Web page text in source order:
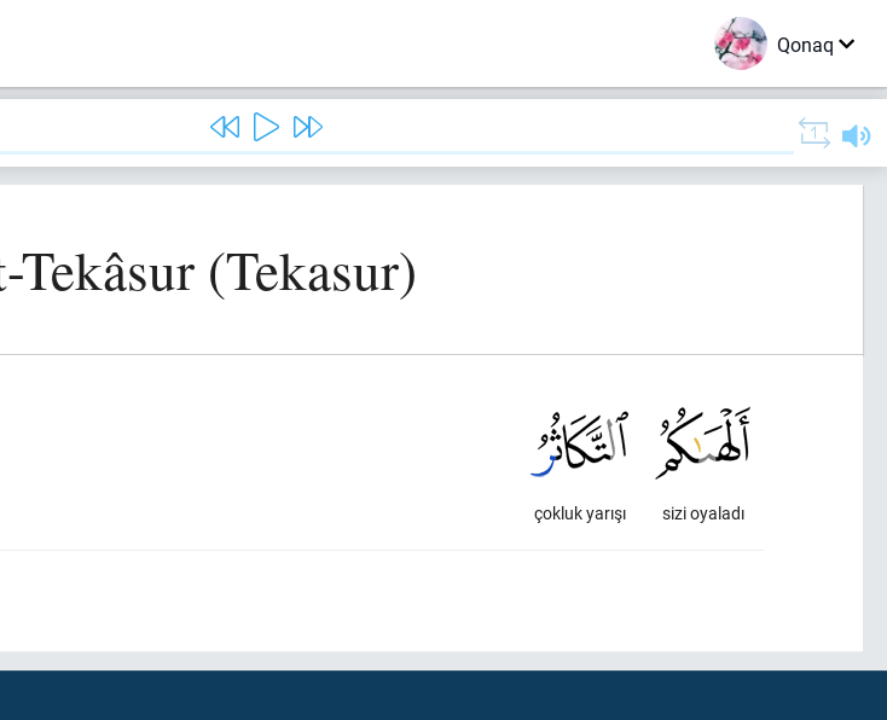
Qonaq
Tekâsur (Tekasur)
sizi oyaladı
çokluk yarışı